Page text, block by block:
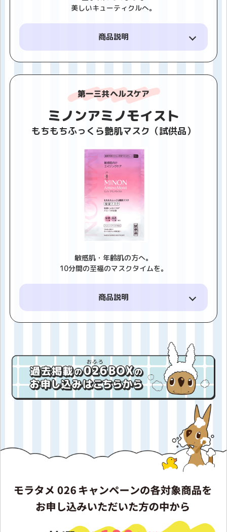
美しいキューティクルへ。
商品説明
をブースター成分として配合
◆摩擦ダメージや洗い流し時の毛先の絡まりを抑制
する、こだわりの濃密もっちり泡シャンプー
◆ジャスミンフローラルの香り
内容量
各10（ml/g）
価格
440円(税込)
ミノンアミノモイスト
もちもちふっくら艶肌マスク（試供品）
敏感肌・年齢肌の方へ。
10分間の至福のマスクタイムを。
商品説明
■乾燥が気になる目元、たるみが気になるあご下ま
で覆ってフィットし、うるおいを与えます
■濃厚なとろみ美容液が角質層まで浸透。うるおい
を実感できるふっくらした肌へ
*角質層まで
エイジングケア：年齢に応じたお手入れ
375円（税別）相当
※1箱4枚入り／1500円(税別）